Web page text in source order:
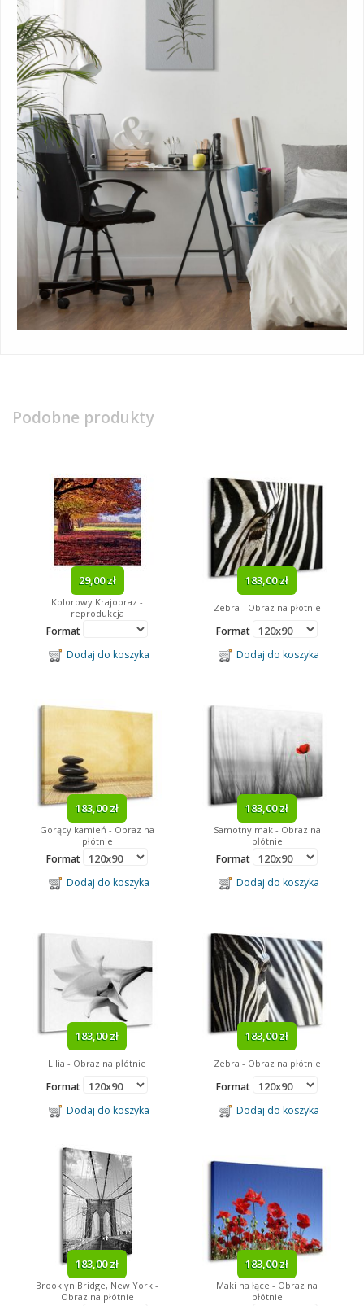
Podobne produkty
29,00 zł
Kolorowy Krajobraz -
reprodukcja
Format
Dodaj do koszyka
183,00 zł
Zebra - Obraz na płótnie
Format
Dodaj do koszyka
183,00 zł
Gorący kamień - Obraz na
płótnie
Format
Dodaj do koszyka
183,00 zł
Samotny mak - Obraz na
płótnie
Format
Dodaj do koszyka
183,00 zł
Lilia - Obraz na płótnie
Format
Dodaj do koszyka
183,00 zł
Zebra - Obraz na płótnie
Format
Dodaj do koszyka
183,00 zł
Brooklyn Bridge, New York -
Obraz na płótnie
183,00 zł
Maki na łące - Obraz na
płótnie